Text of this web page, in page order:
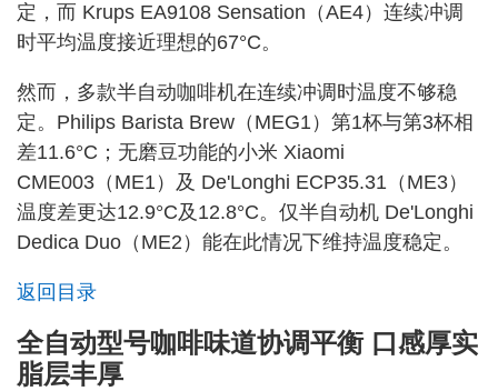
定，而 Krups EA9108 Sensation（AE4）连续冲调
时平均温度接近理想的67°C。
然而，多款半自动咖啡机在连续冲调时温度不够稳
定。Philips Barista Brew（MEG1）第1杯与第3杯相
差11.6°C；无磨豆功能的小米 Xiaomi
CME003（ME1）及 De'Longhi ECP35.31（ME3）
温度差更达12.9°C及12.8°C。仅半自动机 De'Longhi
Dedica Duo（ME2）能在此情况下维持温度稳定。
返回目录
全自动型号咖啡味道协调平衡 口感厚实
脂层丰厚